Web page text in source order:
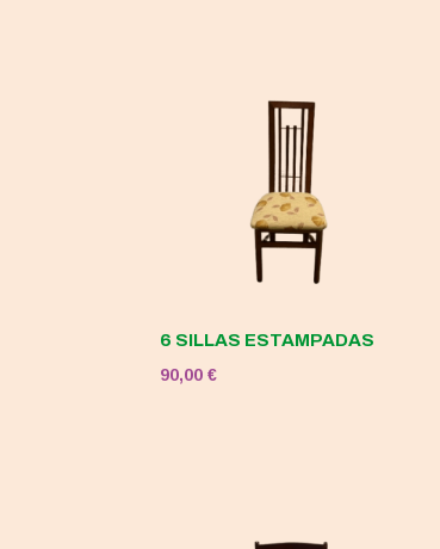
6 SILLAS ESTAMPADAS
90,00€